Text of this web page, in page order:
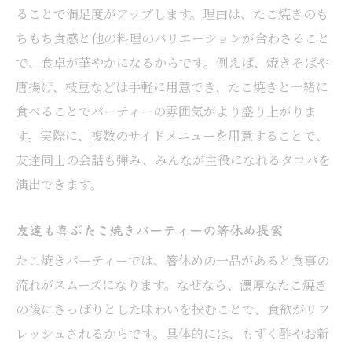
ることで満足度がアップします。理由は、たこ焼きのも
ちもち食感と他の料理のバリエーションが合わさること
で、食卓が華やかになるからです。例えば、焼きそばや
唐揚げ、枝豆などは手軽に用意でき、たこ焼きと一緒に
食べることでパーティーの雰囲気がより盛り上がりま
す。実際に、複数のサイドメニューを用意することで、
友達同士の会話も弾み、みんなが主役になれるタコパを
演出できます。
友達も喜ぶたこ焼きパーティーの箸休め提案
たこ焼きパーティーでは、箸休めの一品があると食事の
流れがスムーズになります。なぜなら、濃厚なたこ焼き
の後にさっぱりとした味わいを挟むことで、食欲がリフ
レッシュされるからです。具体的には、もずく酢やお新